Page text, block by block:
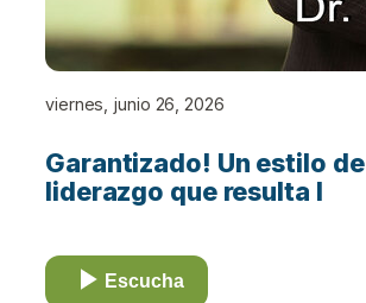
viernes, junio 26, 2026
Garantizado! Un estilo de
liderazgo que resulta I
Escucha